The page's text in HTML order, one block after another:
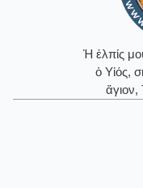
Ἡ ἐλπίς
ὁ Υἱός,
ἅγιον,